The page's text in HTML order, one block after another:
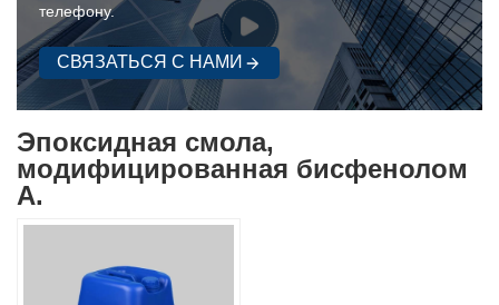
телефону.
СВЯЗАТЬСЯ С НАМИ
Эпоксидная смола,
модифицированная бисфенолом
А.